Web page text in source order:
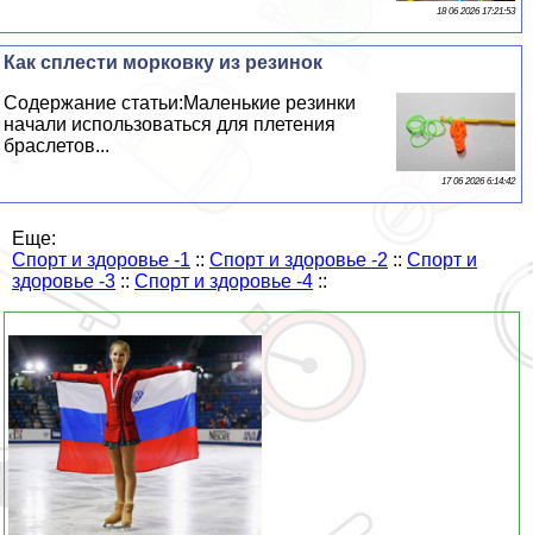
18 06 2026 17:21:53
Как сплести морковку из резинок
Содержание статьи:Маленькие резинки
начали использоваться для плетения
браслетов...
17 06 2026 6:14:42
Еще:
Спорт и здоровье -1 :: Спорт и здоровье -2 :: Спорт и
здоровье -3 :: Спорт и здоровье -4 ::